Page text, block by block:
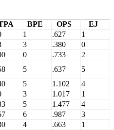
BPE OPS
EJ
1 .627
1
3 .380
0
0 .733
2
5 .637
5
5 1.102
4
3 1.017
1
5 1.477
4
6 .987
3
4 .663
1